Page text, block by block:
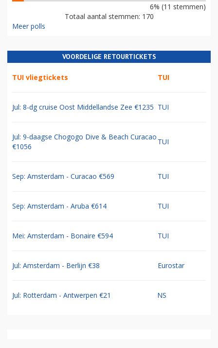
6% (11 stemmen)
Totaal aantal stemmen: 170
Meer polls
VOORDELIGE RETOURTICKETS
TUI vliegtickets TUI
Jul: 8-dg cruise Oost Middellandse Zee €1235 TUI
Jul: 9-daagse Chogogo Dive & Beach Curacao
€1056
TUI
Sep: Amsterdam - Curacao €569 TUI
Sep: Amsterdam - Aruba €614 TUI
Mei: Amsterdam - Bonaire €594 TUI
Jul: Amsterdam - Berlijn €38 Eurostar
Jul: Rotterdam - Antwerpen €21 NS